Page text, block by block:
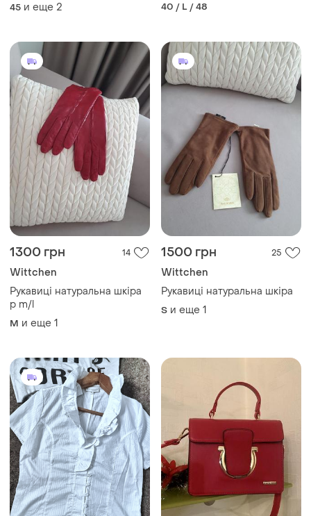
45 и еще 2 40 / L / 48
1300 грн 14
Wittchen
Рукавиці натуральна шкіра
р m/l
M и еще 1
1500 грн 25
Wittchen
Рукавиці натуральна шкіра
S и еще 1